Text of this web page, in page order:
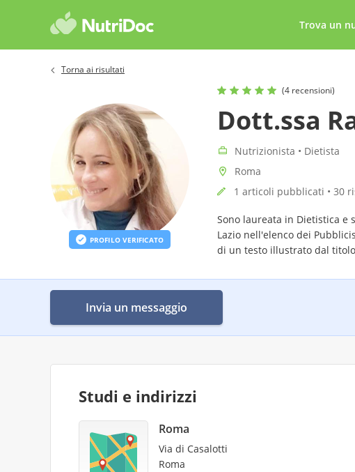
Trova un
Torna ai risultati
PROFILO VERIFICATO
(4 recensioni)
Dott.ssa
Nutrizionista • Dietista
Roma
1 articoli pubblicati • 30
Sono laureata in Dietistica e
Lazio nell'elenco dei
di un testo illustrato dal
Invia un messaggio
Studi e indirizzi
Roma
Via di Casalotti
Roma